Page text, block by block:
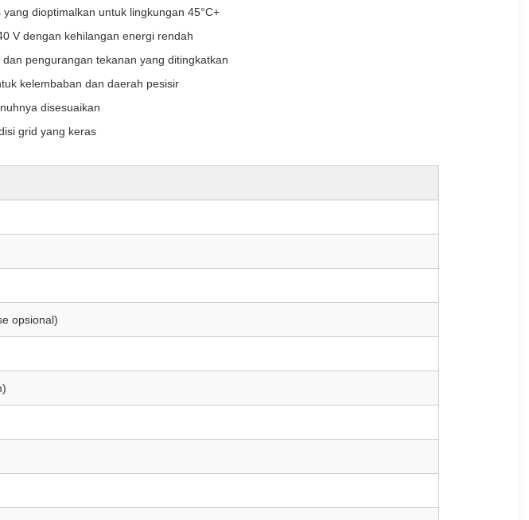
dioptimalkan untuk lingkungan 45°C+
V dengan kehilangan energi rendah
pengurangan tekanan yang ditingkatkan
kelembaban dan daerah pesisir
disesuaikan
grid yang keras
opsional)